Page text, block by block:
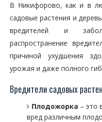
В Никифорово, как и в
садовые растения и
вредителей и
распространение
причиной ухудшения
урожая и даже полного
Вредители садовых
Плодожорка – это
вред различным